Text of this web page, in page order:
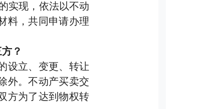
实现，依法以不动
料，共同申请办理
？
设立、变更、转让
外。不动产买卖交
方为了达到物权转